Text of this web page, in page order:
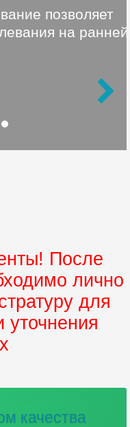
позволяет
на ранней
После
лично
для
уточнения
качества